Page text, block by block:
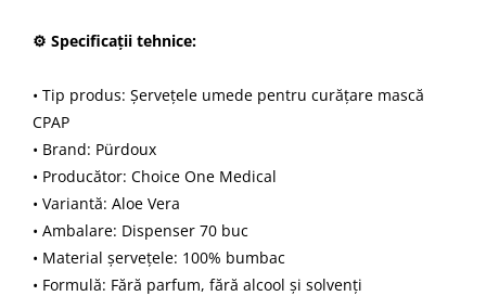
⚙ Specificații tehnice:
• Tip produs: Șervețele umede pentru curățare mască
CPAP
• Brand: Pürdoux
• Producător: Choice One Medical
• Variantă: Aloe Vera
• Ambalare: Dispenser 70 buc
• Material șervețele: 100% bumbac
• Formulă: Fără parfum, fără alcool și solvenți